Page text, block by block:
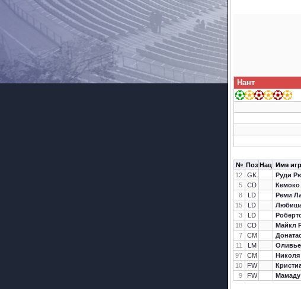
Нант
№ Поз Нац Имя
12
GK Руди
5
CD Кемоко
8
LD Реми
15
LD
3
LD
18
CD Майкл
7
CM
11
LM
97
CM Николя
10
FW
9
FW Мамаду